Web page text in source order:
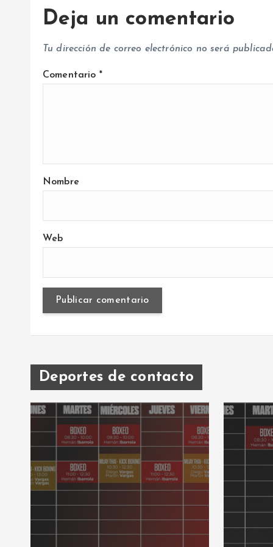
a
d
a
Deja un comentario
Tu dirección de correo electrónico no será
Comentario *
Nombre
Web
Deportes de contacto